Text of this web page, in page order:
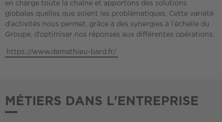
en charge toute la chaîne et apportons des solutions
globales quelles que soient les problématiques. Cette variété
d’activités nous permet, grâce à des synergies à l’échelle du
Groupe, d’optimiser nos réponses aux différentes opérations.
https://www.demathieu-bard.fr/
MÉTIERS DANS L'ENTREPRISE